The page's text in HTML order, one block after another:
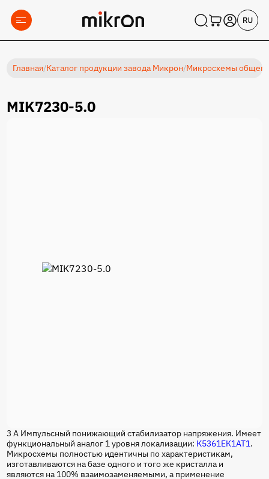
Главная/Каталог продукции завода Микрон/Микросхемы
MIK7230-5.0
3 А Импульсный понижающий стабилизатор напряжения. Имеет
функциональный аналог 1 уровня локализации: К5361ЕК1АТ1.
Микросхемы полностью идентичны по характеристикам,
изготавливаются на базе одного и того же кристалла и
являются на 100% взаимозаменяемыми, а применение